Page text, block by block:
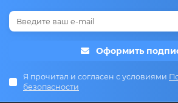
Оформить
Я прочитал и согласен с условиями
безопасности